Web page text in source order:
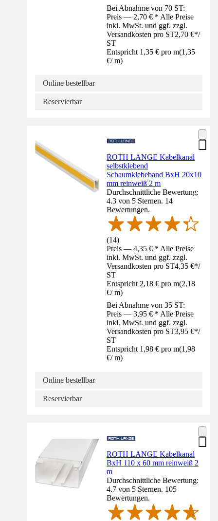
Bei Abnahme von 70 ST:
Preis — 2,70 € * Alle Preise
inkl. MwSt. und ggf. zzgl.
Versandkosten pro ST2,70 €*/
ST
Entspricht 1,35 € pro m(1,35
€/ m)
Online bestellbar
Reservierbar
ROTH LANGE Kabelkanal
selbstklebend
Schaumklebeband BxH 20x10
mm reinweiß 2 m
Durchschnittliche Bewertung:
4.3 von 5 Sternen. 14
Bewertungen.
(14)
Preis — 4,35 € * Alle Preise
inkl. MwSt. und ggf. zzgl.
Versandkosten pro ST4,35 €*/
ST
Entspricht 2,18 € pro m(2,18
€/ m)
Bei Abnahme von 35 ST:
Preis — 3,95 € * Alle Preise
inkl. MwSt. und ggf. zzgl.
Versandkosten pro ST3,95 €*/
ST
Entspricht 1,98 € pro m(1,98
€/ m)
Online bestellbar
Reservierbar
ROTH LANGE Kabelkanal
BxH 110 x 60 mm reinweiß 2
m
Durchschnittliche Bewertung:
4.7 von 5 Sternen. 105
Bewertungen.